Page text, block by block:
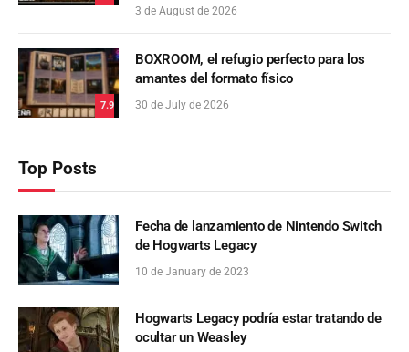
3 de August de 2026
7.9
BOXROOM, el refugio perfecto para los
amantes del formato físico
30 de July de 2026
Top Posts
Fecha de lanzamiento de Nintendo Switch
de Hogwarts Legacy
10 de January de 2023
Hogwarts Legacy podría estar tratando de
ocultar un Weasley